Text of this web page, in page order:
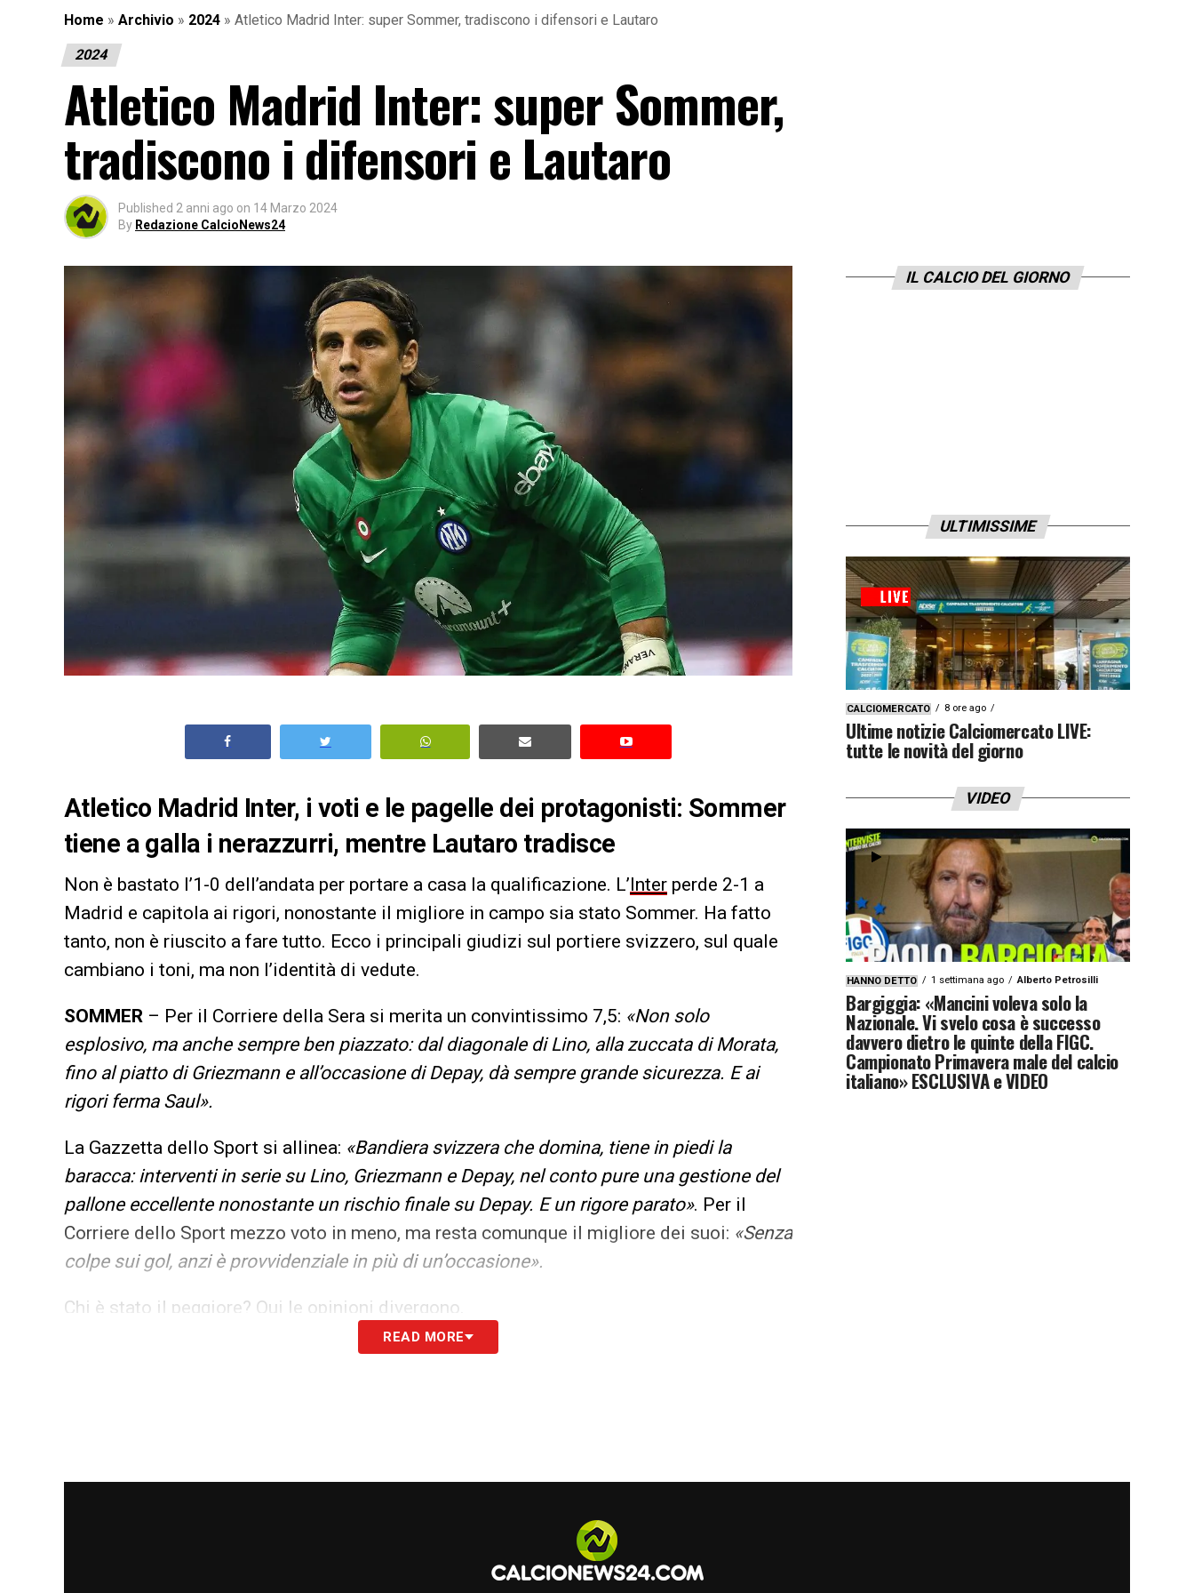
Home » Archivio » 2024 » Atletico Madrid Inter: super Sommer, tradiscono i difensori e Lautaro
2024
Atletico Madrid Inter: super Sommer,
tradiscono i difensori e Lautaro
Published 2 anni ago on 14 Marzo 2024
By Redazione CalcioNews24
Atletico Madrid Inter, i voti e le pagelle dei protagonisti: Sommer
tiene a galla i nerazzurri, mentre Lautaro tradisce
Non è bastato l’1-0 dell’andata per portare a casa la qualificazione. L’Inter perde 2-1 a
Madrid e capitola ai rigori, nonostante il migliore in campo sia stato Sommer. Ha fatto
tanto, non è riuscito a fare tutto. Ecco i principali giudizi sul portiere svizzero, sul quale
cambiano i toni, ma non l’identità di vedute.
SOMMER – Per il Corriere della Sera si merita un convintissimo 7,5: «Non solo
esplosivo, ma anche sempre ben piazzato: dal diagonale di Lino, alla zuccata di Morata,
fino al piatto di Griezmann e all’occasione di Depay, dà sempre grande sicurezza. E ai
rigori ferma Saul».
La Gazzetta dello Sport si allinea: «Bandiera svizzera che domina, tiene in piedi la
baracca: interventi in serie su Lino, Griezmann e Depay, nel conto pure una gestione del
pallone eccellente nonostante un rischio finale su Depay. E un rigore parato». Per il
Corriere dello Sport mezzo voto in meno, ma resta comunque il migliore dei suoi: «Senza
colpe sui gol, anzi è provvidenziale in più di un’occasione».
Chi è stato il peggiore? Qui le opinioni divergono.
– Per il Corriere dello Sport è lui:«Poco cattivo su Lino. Si perde Morata a
Goffo nel rinvio che porta al pareggio, di buono giusto un salvataggio su Griezmann».
– Bocciatura totale del giocatore più atteso dal Corriere della Sera con il 4,5:
«Solo palloni smozzicati su cui lottare. Ma alla prima giocata lancia Thuram. Il rigore
READ MORE
IL CALCIO DEL GIORNO
ULTIMISSIME
CALCIOMERCATO 8 ore ago
Ultime notizie Calciomercato LIVE:
tutte le novità del giorno
VIDEO
HANNO DETTO 1 settimana ago Alberto Petrosilli
Bargiggia: «Mancini voleva solo la
Nazionale. Vi svelo cosa è successo
davvero dietro le quinte della FIGC.
Campionato Primavera male del calcio
italiano» ESCLUSIVA e VIDEO